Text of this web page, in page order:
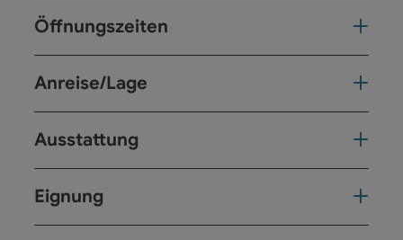
Öffnungszeiten
Anreise/Lage
Ausstattung
Eignung